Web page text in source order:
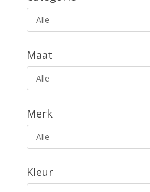
Alle
Maat
Alle
Merk
Alle
Kleur